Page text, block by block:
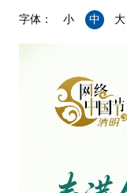
字体： 小 中 大